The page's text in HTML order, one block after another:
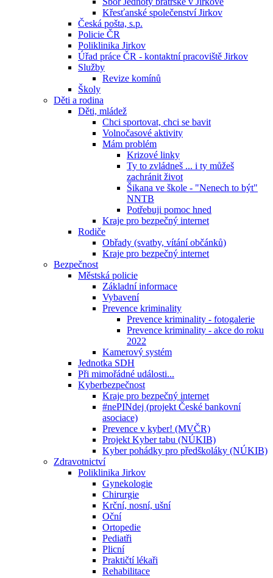
Křesťanské společenství Jirkov
Česká pošta, s.p.
Policie ČR
Poliklinika Jirkov
Úřad práce ČR - kontaktní pracoviště Jirkov
Služby
Revize komínů
Školy
Děti a rodina
Děti, mládež
Chci sportovat, chci se bavit
Volnočasové aktivity
Mám problém
Krizové linky
Ty to zvládneš ... i ty můžeš
zachránit život
Šikana ve škole - "Nenech to být"
NNTB
Potřebuji pomoc hned
Kraje pro bezpečný internet
Rodiče
Obřady (svatby, vítání občánků)
Kraje pro bezpečný internet
Bezpečnost
Městská policie
Základní informace
Vybavení
Prevence kriminality
Prevence kriminality - fotogalerie
Prevence kriminality - akce do roku
2022
Kamerový systém
Jednotka SDH
Při mimořádné události...
Kyberbezpečnost
Kraje pro bezpečný internet
#nePINdej (projekt České bankovní
asociace)
Prevence v kyber! (MVČR)
Projekt Kyber tabu (NÚKIB)
Kyber pohádky pro předškoláky (NÚKIB)
Zdravotnictví
Poliklinika Jirkov
Gynekologie
Chirurgie
Krční, nosní, ušní
Oční
Ortopedie
Pediatři
Plicní
Praktičtí lékaři
Rehabilitace